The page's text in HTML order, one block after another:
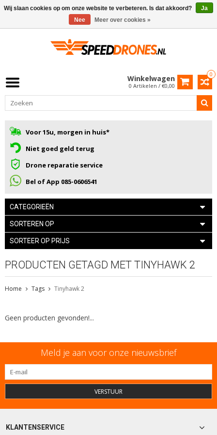
0
Winkelwagen
0 Artikelen / €0,00
Voor 15u, morgen in huis*
Niet goed geld terug
Drone reparatie service
Bel of App 085-0606541
CATEGORIEËN
SORTEREN OP
SORTEER OP PRIJS
PRODUCTEN GETAGD MET TINYHAWK 2
Home Tags Tinyhawk 2
Geen producten gevonden!...
Meld je aan voor onze nieuwsbrief
VERSTUUR
KLANTENSERVICE
Wij slaan cookies op om onze website te verbeteren. Is dat akkoord?
Ja
Nee
Meer over cookies »